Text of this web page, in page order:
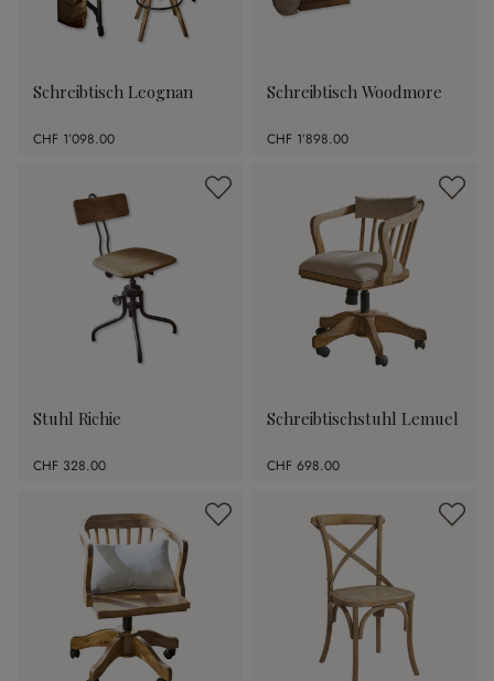
Schreibtisch Leognan
CHF 1’098.00
Schreibtisch Woodmore
CHF 1’898.00
Stuhl Richie
CHF 328.00
Schreibtischstuhl Lemuel
CHF 698.00